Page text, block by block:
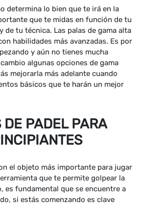
determina lo bien que te irá en la
que te midas en función de tu
de tu técnica. Las palas de gama alta
habilidades más avanzadas. Es por
y aún no tienes mucha
algunas opciones de gama
mejorarla más adelante cuando
básicos que te harán un mejor
DE PADEL PARA
el objeto más importante para jugar
que te permite golpear la
es fundamental que se encuentre a
si estás comenzando es clave